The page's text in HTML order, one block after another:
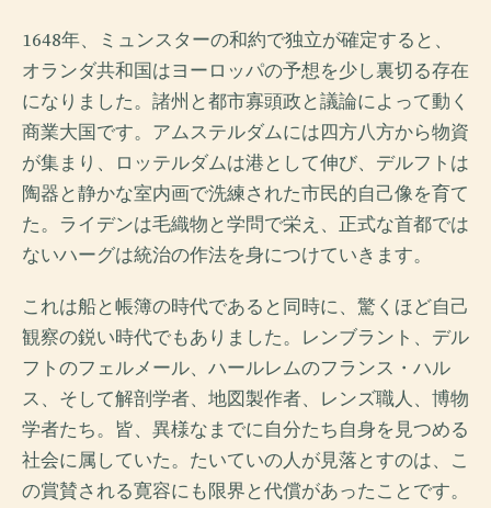
1648年、ミュンスターの和約で独立が確定すると、
オランダ共和国はヨーロッパの予想を少し裏切る存在
になりました。諸州と都市寡頭政と議論によって動く
商業大国です。アムステルダムには四方八方から物資
が集まり、ロッテルダムは港として伸び、デルフトは
陶器と静かな室内画で洗練された市民的自己像を育て
た。ライデンは毛織物と学問で栄え、正式な首都では
ないハーグは統治の作法を身につけていきます。
これは船と帳簿の時代であると同時に、驚くほど自己
観察の鋭い時代でもありました。レンブラント、デル
フトのフェルメール、ハールレムのフランス・ハル
ス、そして解剖学者、地図製作者、レンズ職人、博物
学者たち。皆、異様なまでに自分たち自身を見つめる
社会に属していた。たいていの人が見落とすのは、こ
の賞賛される寛容にも限界と代償があったことです。